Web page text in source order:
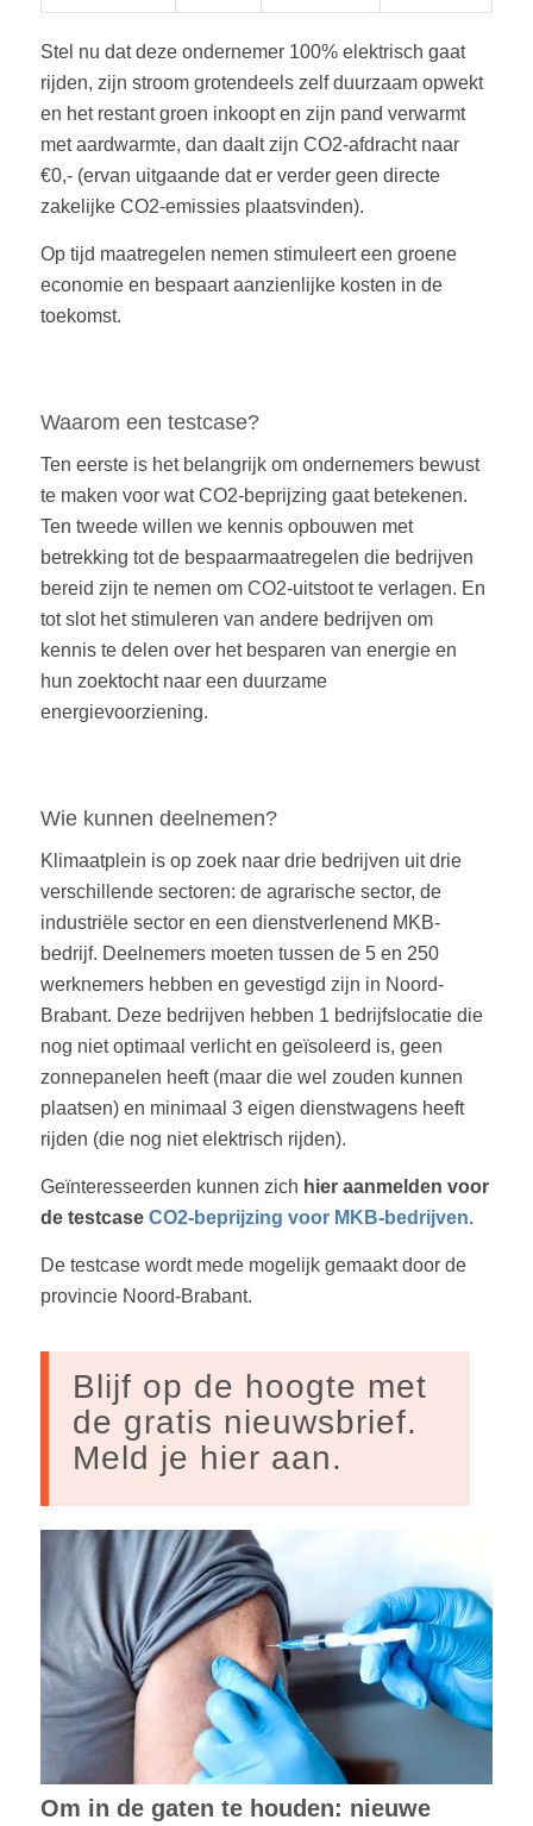
Stel nu dat deze ondernemer 100% elektrisch gaat
rijden, zijn stroom grotendeels zelf duurzaam opwekt
en het restant groen inkoopt en zijn pand verwarmt
met aardwarmte, dan daalt zijn CO2-afdracht naar
€0,- (ervan uitgaande dat er verder geen directe
zakelijke CO2-emissies plaatsvinden).
Op tijd maatregelen nemen stimuleert een groene
economie en bespaart aanzienlijke kosten in de
toekomst.
Waarom een testcase?
Ten eerste is het belangrijk om ondernemers bewust
te maken voor wat CO2-beprijzing gaat betekenen.
Ten tweede willen we kennis opbouwen met
betrekking tot de bespaarmaatregelen die bedrijven
bereid zijn te nemen om CO2-uitstoot te verlagen. En
tot slot het stimuleren van andere bedrijven om
kennis te delen over het besparen van energie en
hun zoektocht naar een duurzame
energievoorziening.
Wie kunnen deelnemen?
Klimaatplein is op zoek naar drie bedrijven uit drie
verschillende sectoren: de agrarische sector, de
industriële sector en een dienstverlenend MKB-
bedrijf. Deelnemers moeten tussen de 5 en 250
werknemers hebben en gevestigd zijn in Noord-
Brabant. Deze bedrijven hebben 1 bedrijfslocatie die
nog niet optimaal verlicht en geïsoleerd is, geen
zonnepanelen heeft (maar die wel zouden kunnen
plaatsen) en minimaal 3 eigen dienstwagens heeft
rijden (die nog niet elektrisch rijden).
Geïnteresseerden kunnen zich hier aanmelden voor
de testcase CO2-beprijzing voor MKB-bedrijven.
De testcase wordt mede mogelijk gemaakt door de
provincie Noord-Brabant.
Blijf op de hoogte met
de gratis nieuwsbrief.
Meld je hier aan.
Om in de gaten te houden: nieuwe